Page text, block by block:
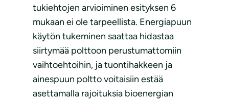
tukiehtojen arvioiminen esityksen 6
mukaan ei ole tarpeellista. Energiapuun
käytön tukeminen saattaa hidastaa
siirtymää polttoon perustumattomiin
vaihtoehtoihin, ja tuontihakkeen ja
ainespuun poltto voitaisiin estää
asettamalla rajoituksia bioenergian